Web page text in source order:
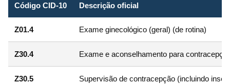
Código CID-10 Descrição oficial
Z01.4 Exame ginecológico (geral) (de rotina)
Z30.4 Exame e aconselhamento para
Z30.5 Supervisão de contracepção (incluindo